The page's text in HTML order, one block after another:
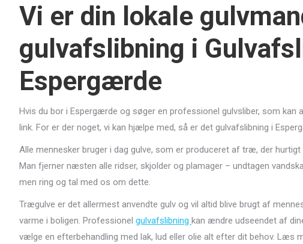
Vi er din lokale
gulvafslibning i
Espergærde
Hvis du bor i Espergærde og søger en professionel gulvsliber, som kan
link. For er der noget, vi kan hjælpe med, så er det gulvafslibning i
Alle mennesker bruger i dag gulve, som er produceret af træ, der
Man fjerner næsten alle ridser, skjolder og plamager – undtagen
men ring og tal med os om dette.
Trægulve er det allermest anvendte gulv og vil altid blive brugt af
varme i boligen. Professionel gulvafslibning kan ændre udseendet af
vælge en efterbehandling med lak, lud eller olie alt efter dit behov. Læs